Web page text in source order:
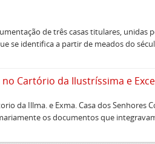
de três casas titulares, unidas
se identifica a partir de meados do
da Illma. e Exma. Casa dos Senhores
os documentos que